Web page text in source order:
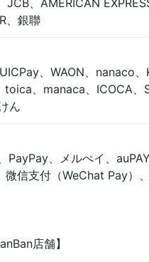
JCB、AMERICAN
、銀聯
、WAON、nanaco、
toica、manaca、ICOCA、
ん
PayPay、メルぺイ、
微信支付（WeChat Pay）
店舗】